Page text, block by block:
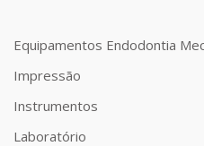
Equipamentos Endodontia
Impressão
Instrumentos
Laboratório